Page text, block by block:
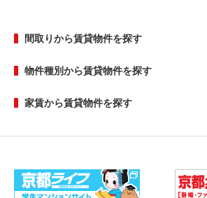
間取りから賃貸物件を探す
物件種別から賃貸物件を探す
家賃から賃貸物件を探す